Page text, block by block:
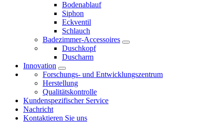
Bodenablauf
Siphon
Eckventil
Schlauch
Badezimmer-Accessoires
Duschkopf
Duscharm
Innovation
Forschungs- und Entwicklungszentrum
Herstellung
Qualitätskontrolle
Kundenspezifischer Service
Nachricht
Kontaktieren Sie uns